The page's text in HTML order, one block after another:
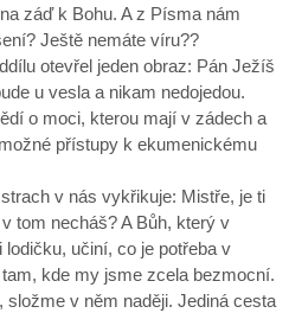
záď k Bohu. A z Písma nám
Ještě nemáte víru??
otevřel jeden obraz: Pán Ježíš
u vesla a nikam nedojedou.
o moci, kterou mají v zádech a
přístupy k ekumenickému
v nás vykřikuje: Mistře, je ti
tom necháš? A Bůh, který v
učiní, co je potřeba v
kde my jsme zcela bezmocní.
v něm naději. Jediná cesta